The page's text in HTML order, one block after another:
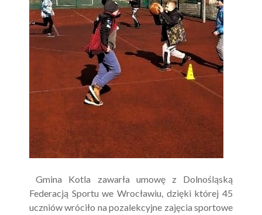
Gmina Kotla zawarła umowę z Dolnośląską
Federacją Sportu we Wrocławiu, dzięki której 45
uczniów wróciło na pozalekcyjne zajęcia sportowe